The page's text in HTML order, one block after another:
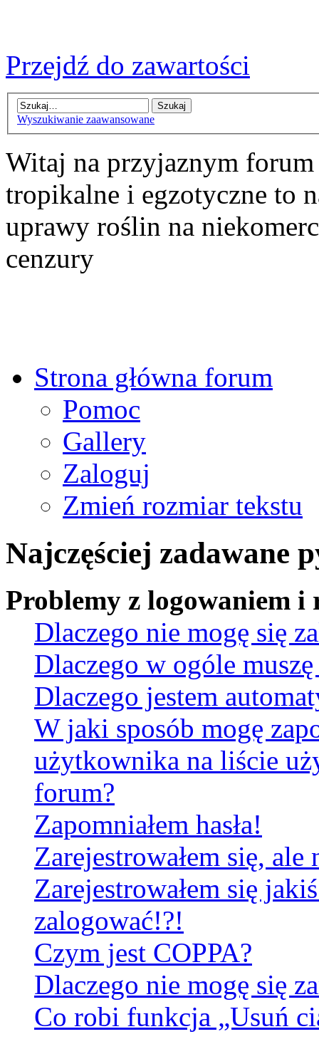
Przejdź do zawartości
Wyszukiwanie zaawansowane
Witaj na przyjaznym
tropikalne i egzotyczne to
uprawy roślin na
cenzury
Strona główna forum
Pomoc
Gallery
Zaloguj
Zmień rozmiar tekstu
Najczęściej zadawane
Problemy z logowaniem i
Dlaczego nie mogę się
Dlaczego w ogóle
Dlaczego jestem
W jaki sposób mogę
użytkownika na liście
forum?
Zapomniałem hasła!
Zarejestrowałem się,
Zarejestrowałem się
zalogować!?!
Czym jest COPPA?
Dlaczego nie mogę się
Co robi funkcja „Usuń